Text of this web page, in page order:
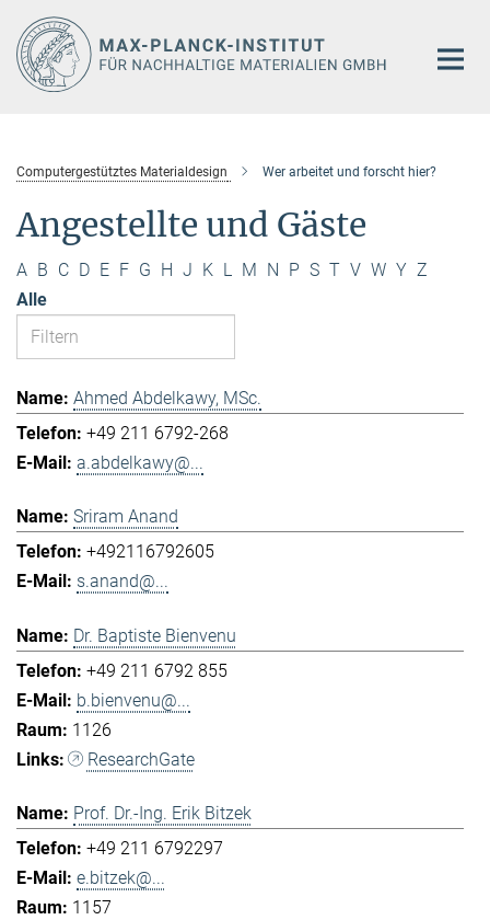
Hauptinhalt
Computergestütztes Materialdesign Wer arbeitet und forscht hier?
Angestellte und Gäste
A B C D E F G H J K L M N P S T V W Y Z
Alle
Ahmed Abdelkawy, MSc.
+49 211 6792-268
a.abdelkawy@...
Sriram Anand
+492116792605
s.anand@...
Dr. Baptiste Bienvenu
+49 211 6792 855
b.bienvenu@...
1126
ResearchGate
Prof. Dr.-Ing. Erik Bitzek
+49 211 6792297
e.bitzek@...
1157